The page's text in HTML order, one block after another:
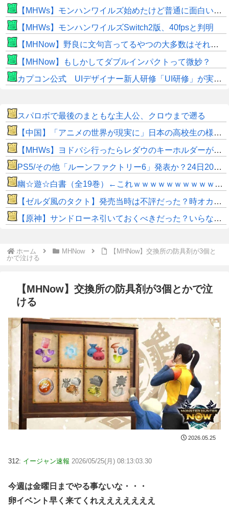
【MHWs】モンハンワイルズ始めたけど普通に面白いじゃん
【MHWs】モンハンワイルズSwitch2版、40fpsと判明
【MHNow】野良に文句言ってるやつの大多数はそれしてないだけの雑魚だから聞く耳持つだけムダよ
【MHNow】もしかしてダブルインパクトって微妙？
カプコン公式 UIデザイナー新人研修「UI研修」が実装まで進みました！
スパロボで最後のまともな主人公、クロウまで遡る
【中国】「アニメの世界が現実に」日本の高校生の様子に中国ネット「青春」「うらやましい」
【MHWs】ヨドバシ行ったらレダウのキーホルダーが100円で売ってて草
PS5/その他「ルーンファクトリー6」発表か？24日20時～最新情報を告知する20周年記念放送を実施
幽☆遊☆白書（全19巻）←これｗｗｗｗｗｗｗｗｗｗｗｗｗｗ
【ゼルダ風のタクト】発売当時は不評だった？時オカから激変したキャラデザに「なんじゃこりゃ」
【原神】サンドローネ引いておくべきだった？いらなかった？
ホーム MHNow
【MHNow】交換所の防具剤が3個と
かで泣ける
【MHNow】交換所の防具剤が3個とかで泣
ける
2026.05.25
312: イージャン速報 2026/05/25(月) 08:13:03.30
今週は金曜日までやる事ないな・・・
卵イベント早く来てくれえええええええ